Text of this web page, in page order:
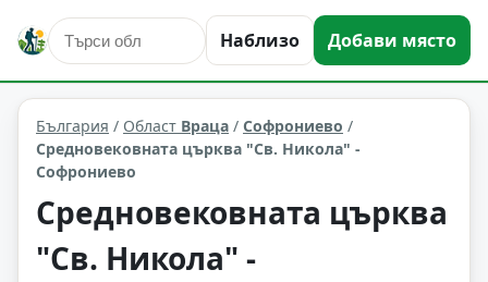
Наблизо Добави място
култура и изкуство Софрониево Област: Враца
България / Област Враца / Софрониево /
Средновековната църква "Св. Никола" -
Софрониево
Средновековната църква
"Св. Никола" -